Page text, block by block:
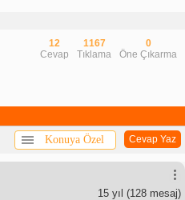
12
Cevap
1167
Tıklama
0
Öne Çıkarma
Cevap Yaz
Konuya Özel
15 yıl (128 mesaj)